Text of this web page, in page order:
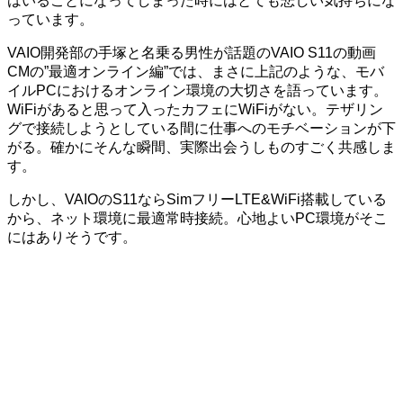
っています。
VAIO開発部の手塚と名乗る男性が話題のVAIO S11の動画
CMの”最適オンライン編”では、まさに上記のような、モバ
イルPCにおけるオンライン環境の大切さを語っています。
WiFiがあると思って入ったカフェにWiFiがない。テザリン
グで接続しようとしている間に仕事へのモチベーションが下
がる。確かにそんな瞬間、実際出会うしものすごく共感しま
す。
しかし、VAIOのS11ならSimフリーLTE&WiFi搭載している
から、ネット環境に最適常時接続。心地よいPC環境がそこ
にはありそうです。